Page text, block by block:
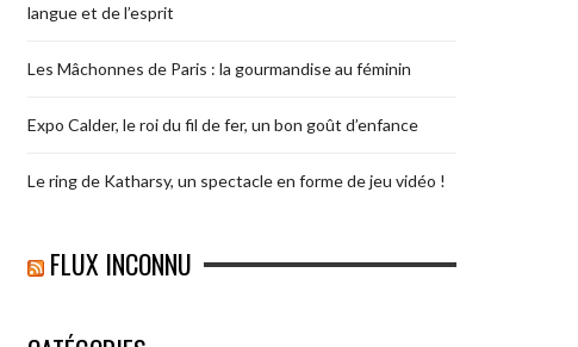
langue et de l’esprit
Les Mâchonnes de Paris : la gourmandise au féminin
Expo Calder, le roi du fil de fer, un bon goût d’enfance
Le ring de Katharsy, un spectacle en forme de jeu vidéo !
FLUX INCONNU